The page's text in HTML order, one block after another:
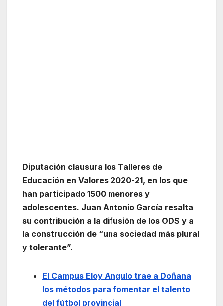
Diputación clausura los Talleres de
Educación en Valores 2020-21, en los que
han participado 1500 menores y
adolescentes. Juan Antonio García resalta
su contribución a la difusión de los ODS y a
la construcción de “una sociedad más plural
y tolerante”.
El Campus Eloy Angulo trae a Doñana
los métodos para fomentar el talento
del fútbol provincial